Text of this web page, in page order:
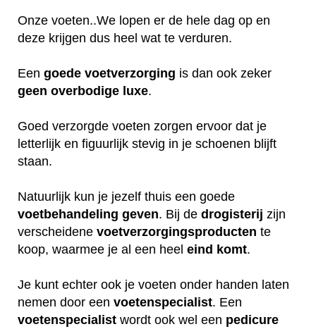
Onze voeten..We lopen er de hele dag op en
deze krijgen dus heel wat te verduren.
Een goede voetverzorging is dan ook zeker
geen overbodige luxe.
Goed verzorgde voeten zorgen ervoor dat je
letterlijk en figuurlijk stevig in je schoenen blijft
staan.
Natuurlijk kun je jezelf thuis een goede
voetbehandeling geven. Bij de drogisterij zijn
verscheidene voetverzorgingsproducten te
koop, waarmee je al een heel eind komt.
Je kunt echter ook je voeten onder handen laten
nemen door een voetenspecialist. Een
voetenspecialist wordt ook wel een pedicure